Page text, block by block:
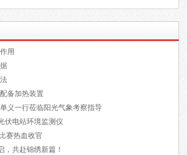
用
备加热装置
义一行莅临阳光气象考察指导
伏电站环境监测仪
赛热血收官
，共赴锦绣新篇！